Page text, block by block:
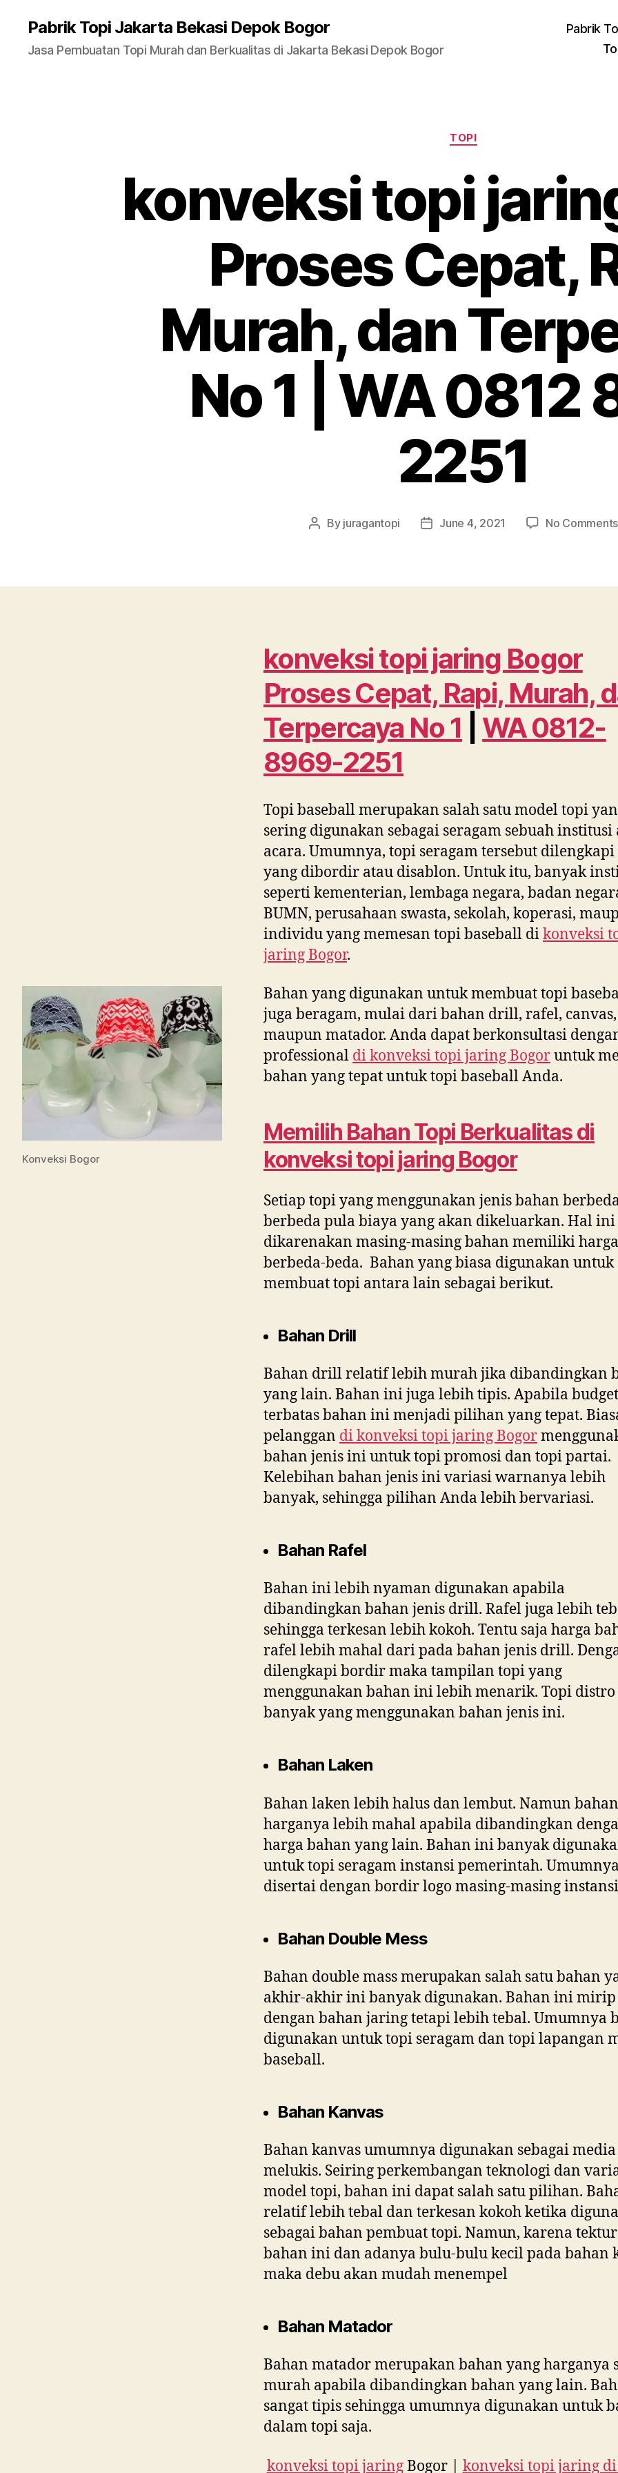
Pabrik Topi Jakarta Bekasi Depok Bogor
Jasa Pembuatan Topi Murah dan Berkualitas di Jakarta Bekasi Depok Bogor
Pabrik
Categories
TOPI
konveksi topi
Proses Cepat,
Murah, dan
No 1 | WA 0812
2251
Post
By juragantopi
PostJune 4, 2021 No Comments
konveksi topi jaring Bogor
Proses Cepat, Rapi, Murah,
Terpercaya No 1
WA 0812-
8969-2251
Topi baseball merupakan salah satu model topi
sering digunakan sebagai seragam sebuah institusi
acara. Umumnya, topi seragam tersebut dilengkapi
yang dibordir atau disablon. Untuk itu, banyak
seperti kementerian, lembaga negara, badan
BUMN, perusahaan swasta, sekolah, koperasi,
individu yang memesan topi baseball dikonveksi
jaring Bogor.
Konveksi Bogor
Bahan yang digunakan untuk membuat topi
juga beragam, mulai dari bahan drill, rafel, canvas,
maupun matador. Anda dapat berkonsultasi
professional dikonveksi topi jaring Bogoruntuk
bahan yang tepat untuk topi baseball Anda.
Memilih Bahan Topi Berkualitas di
konveksi topi jaring Bogor
Setiap topi yang menggunakan jenis bahan
berbeda pula biaya yang akan dikeluarkan. Hal ini
dikarenakan masing-masing bahan memiliki
berbeda-beda. Bahan yang biasa digunakan untuk
membuat topi antara lain sebagai berikut.
Bahan Drill
Bahan drill relatif lebih murah jika dibandingkan
yang lain. Bahan ini juga lebih tipis. Apabila budget
terbatas bahan ini menjadi pilihan yang tepat.
pelanggan dikonveksi topi jaring Bogor
bahan jenis ini untuk topi promosi dan topi partai.
Kelebihan bahan jenis ini variasi warnanya lebih
banyak, sehingga pilihan Anda lebih bervariasi.
Bahan Rafel
Bahan ini lebih nyaman digunakan apabila
dibandingkan bahan jenis drill. Rafel juga lebih
sehingga terkesan lebih kokoh. Tentu saja harga
rafel lebih mahal dari pada bahan jenis drill.
dilengkapi bordir maka tampilan topi yang
menggunakan bahan ini lebih menarik. Topi distro
banyak yang menggunakan bahan jenis ini.
Bahan Laken
Bahan laken lebih halus dan lembut. Namun
harganya lebih mahal apabila dibandingkan
harga bahan yang lain. Bahan ini banyak
untuk topi seragam instansi pemerintah. Umumnya
disertai dengan bordir logo masing-masing
Bahan Double Mess
Bahan double mass merupakan salah satu bahan
akhir-akhir ini banyak digunakan. Bahan ini mirip
dengan bahan jaring tetapi lebih tebal. Umumnya
digunakan untuk topi seragam dan topi lapangan
baseball.
Bahan Kanvas
Bahan kanvas umumnya digunakan sebagai media
melukis. Seiring perkembangan teknologi dan
model topi, bahan ini dapat salah satu pilihan.
relatif lebih tebal dan terkesan kokoh ketika
sebagai bahan pembuat topi. Namun, karena tektur
bahan ini dan adanya bulu-bulu kecil pada bahan
maka debu akan mudah menempel
Bahan Matador
Bahan matador merupakan bahan yang harganya
murah apabila dibandingkan bahan yang lain.
sangat tipis sehingga umumnya digunakan untuk
dalam topi saja.
konveksi topi jaringBogor | konveksi topi jaring